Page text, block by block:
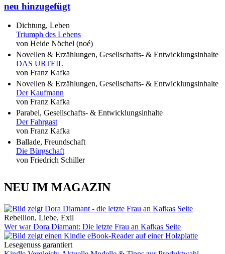
neu hinzugefügt
Dichtung, Leben
Triumph des Lebens
von Heide Nöchel (noé)
Novellen & Erzählungen, Gesellschafts- & Entwicklungsinhalte
DAS URTEIL
von Franz Kafka
Novellen & Erzählungen, Gesellschafts- & Entwicklungsinhalte
Der Kaufmann
von Franz Kafka
Parabel, Gesellschafts- & Entwicklungsinhalte
Der Fahrgast
von Franz Kafka
Ballade, Freundschaft
Die Bürgschaft
von Friedrich Schiller
NEU IM MAGAZIN
Rebellion, Liebe, Exil
Wer war Dora Diamant: Die letzte Frau an Kafkas Seite
Lesegenuss garantiert